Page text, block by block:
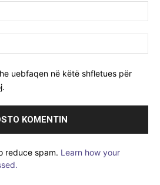
uebfaqen në këtë shfletues për
reduce spam. Learn how your